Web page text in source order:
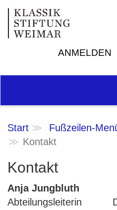
ANMELDEN
Start Fußzeilen-
Kontakt
Kontakt
Anja Jungbluth
Abteilungsleiterin